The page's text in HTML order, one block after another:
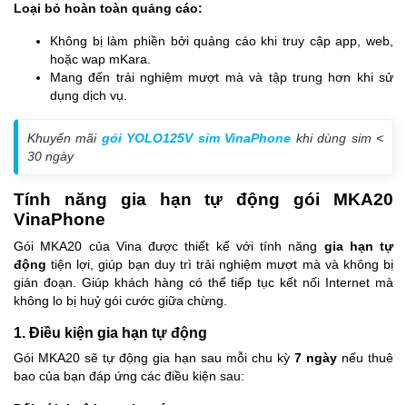
Loại bỏ hoàn toàn quảng cáo:
Không bị làm phiền bởi quảng cáo khi truy cập app, web,
hoặc wap mKara.
Mang đến trải nghiệm mượt mà và tập trung hơn khi sử
dụng dịch vụ.
Khuyến mãi gói YOLO125V sim VinaPhone khi dùng sim <
30 ngày
Tính năng gia hạn tự động gói MKA20
VinaPhone
Gói MKA20 của Vina được thiết kế với tính năng gia hạn tự
động tiện lợi, giúp bạn duy trì trải nghiệm mượt mà và không bị
gián đoạn. Giúp khách hàng có thể tiếp tục kết nối Internet mà
không lo bị huỷ gói cước giữa chừng.
1. Điều kiện gia hạn tự động
Gói MKA20 sẽ tự động gia hạn sau mỗi chu kỳ 7 ngày nếu thuê
bao của bạn đáp ứng các điều kiện sau: